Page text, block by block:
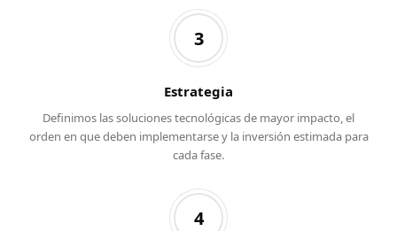
3
Estrategia
Definimos las soluciones tecnológicas de mayor impacto, el
orden en que deben implementarse y la inversión estimada para
cada fase.
4